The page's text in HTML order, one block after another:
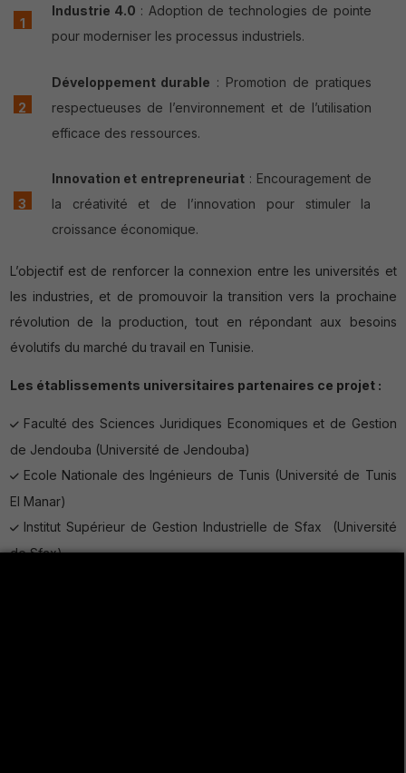
Industrie 4.0 : Adoption de technologies de pointe
pour moderniser les processus industriels.
Développement durable : Promotion de pratiques
respectueuses de l’environnement et de l’utilisation
efficace des ressources.
Innovation et entrepreneuriat : Encouragement de
la créativité et de l’innovation pour stimuler la
croissance économique.
L’objectif est de renforcer la connexion entre les universités et
les industries, et de promouvoir la transition vers la prochaine
révolution de la production, tout en répondant aux besoins
évolutifs du marché du travail en Tunisie.
Les établissements universitaires partenaires ce projet :
Faculté des Sciences Juridiques Economiques et de Gestion
de Jendouba (Université de Jendouba)
Ecole Nationale des Ingénieurs de Tunis (Université de Tunis
El Manar)
Institut Supérieur de Gestion Industrielle de Sfax (Université
de Sfax)